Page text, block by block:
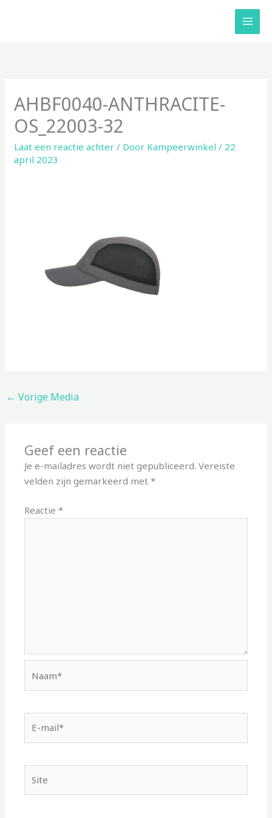
AHBF0040-ANTHRACITE-
OS_22003-32
Laat een reactie achter / Door Kampeerwinkel/ 22
april 2023
← Vorige Media
Geef een reactie
Je e-mailadres wordt niet gepubliceerd. Vereiste
velden zijn gemarkeerd met*
Reactie*
mail*